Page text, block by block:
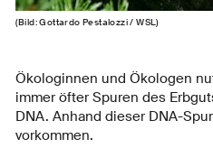
(Bild: Gottardo Pestalozzi / WSL)
Ökologinnen und Ökologen
immer öfter Spuren des
DNA. Anhand dieser DNA-
vorkommen.